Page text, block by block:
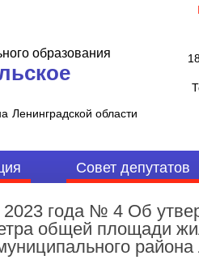
образования
Ленинградской области
Совет депутатов
года № 4 Об
общей площади